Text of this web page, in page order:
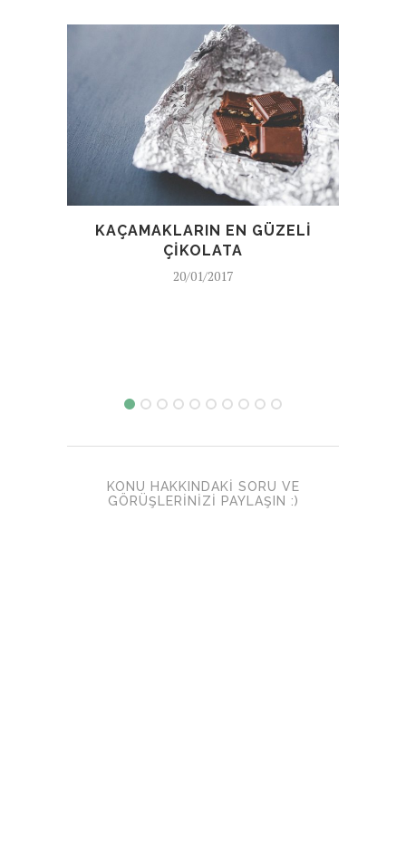
KAÇAMAKLARIN EN GÜZELI
ÇIKOLATA
20/01/2017
KONU HAKKINDAKI SORU VE
GÖRÜŞLERINIZI PAYLAŞIN :)